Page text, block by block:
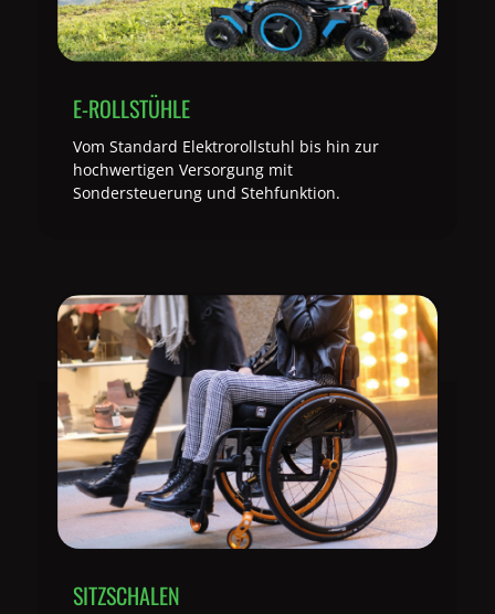
E-ROLLSTÜHLE
Vom Standard Elektrorollstuhl bis hin zur
hochwertigen Versorgung mit
Sondersteuerung und Stehfunktion.
SITZSCHALEN